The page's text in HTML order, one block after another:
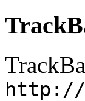
http://